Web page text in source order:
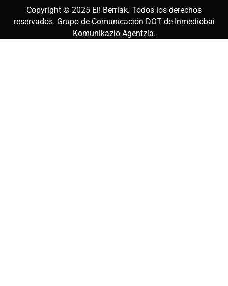
Copyright © 2025 Ei! Berriak. Todos los derechos
reservados. Grupo de Comunicación DOT de Inmediobai
Komunikazio Agentzia.